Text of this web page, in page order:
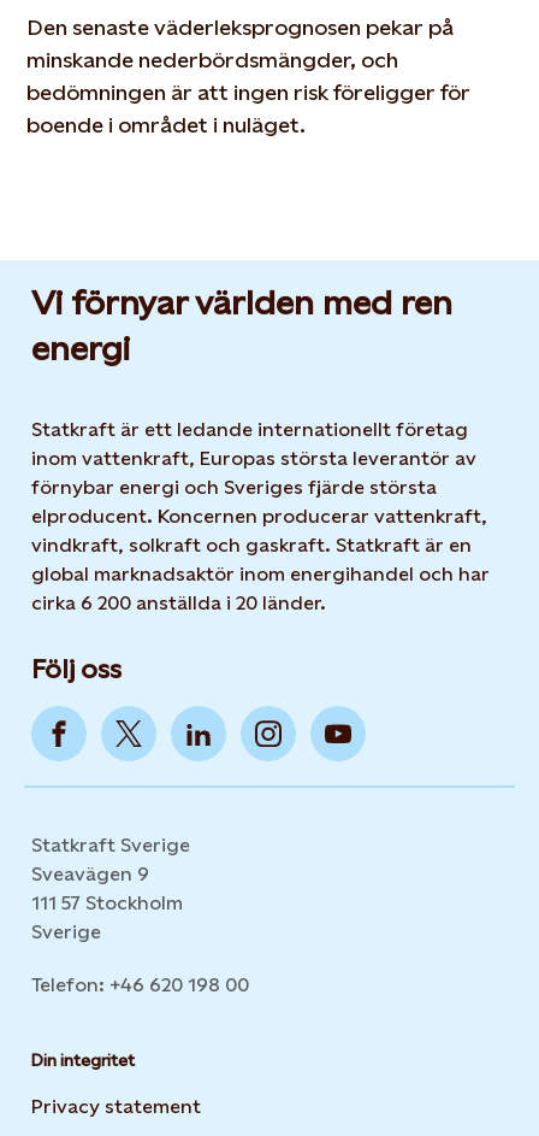
Den senaste väderleksprognosen pekar på
minskande nederbördsmängder, och
bedömningen är att ingen risk föreligger för
boende i området i nuläget.
Vi förnyar världen med ren
energi
Statkraft är ett ledande internationellt företag
inom vattenkraft, Europas största leverantör av
förnybar energi och Sveriges fjärde största
elproducent. Koncernen producerar vattenkraft,
vindkraft, solkraft och gaskraft. Statkraft är en
global marknadsaktör inom energihandel och har
cirka 6 200 anställda i 20 länder.
Följ oss
Statkraft Sverige
Sveavägen 9
111 57 Stockholm
Sverige
Telefon: +46 620 198 00
Din integritet
Privacy statement